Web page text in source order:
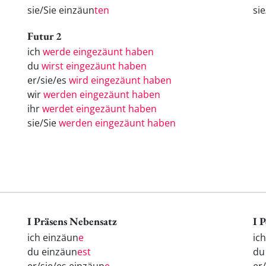
sie/Sie einzäunten
Futur 2
ich werde eingezäunt haben
du wirst eingezäunt haben
er/sie/es wird eingezäunt haben
wirwerden eingezäunt haben
ihrwerdet eingezäunt haben
sie/Siewerden eingezäunt haben
I Präsens Nebensatz
ich einzäune
du einzäunest
I